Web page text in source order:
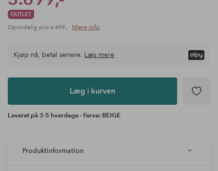
OUTLET
Oprindelig pris 6.499,- Mere info
Læg i
Kjøp nå, betal senere. Læs mere
Læg i kurven
Leveret på 3-5 hverdage - Farve: BEIGE
Produktinformation